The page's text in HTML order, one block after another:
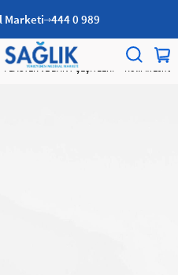
Marketi 444 0 989
FLASTER VE BANT ÇEŞİTLERİ RollFix Esnek